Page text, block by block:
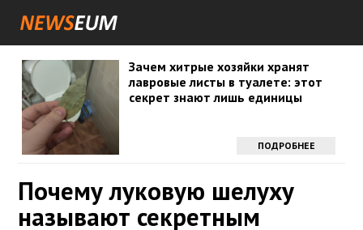
Зачем хитрые хозяйки хранят
лавровые листы в туалете: этот
секрет знают лишь единицы
ПОДРОБНЕЕ
Почему луковую шелуху
называют секретным